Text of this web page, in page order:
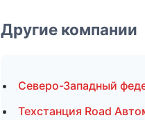
Другие компании
Северо-Западный
Техстанция Road